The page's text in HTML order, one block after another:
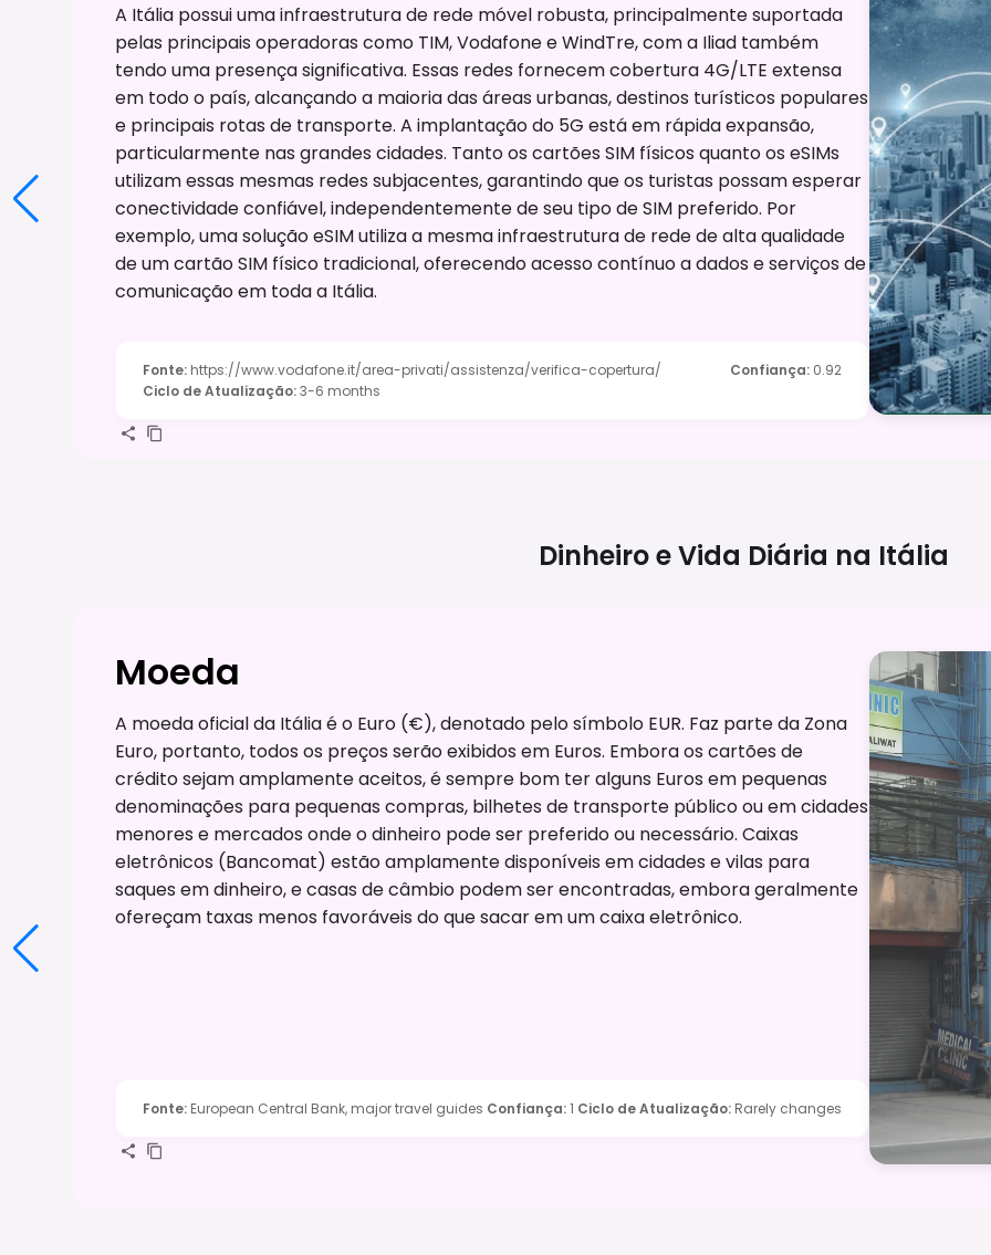
A Itália possui uma infraestrutura de rede móvel robusta, principalmente suportada
pelas principais operadoras como TIM, Vodafone e WindTre, com a Iliad também
tendo uma presença significativa. Essas redes fornecem cobertura 4G/LTE extensa
em todo o país, alcançando a maioria das áreas urbanas, destinos turísticos populares
e principais rotas de transporte. A implantação do 5G está em rápida expansão,
particularmente nas grandes cidades. Tanto os cartões SIM físicos quanto os eSIMs
utilizam essas mesmas redes subjacentes, garantindo que os turistas possam esperar
conectividade confiável, independentemente de seu tipo de SIM preferido. Por
exemplo, uma solução eSIM utiliza a mesma infraestrutura de rede de alta qualidade
de um cartão SIM físico tradicional, oferecendo acesso contínuo a dados e serviços de
comunicação em toda a Itália.
Fonte: https://www.vodafone.it/area-privati/assistenza/verifica-copertura/ Confiança: 0.92
Ciclo de Atualização:3-6 months
Dinheiro e Vida Diária na Itália
Moeda
A moeda oficial da Itália é o Euro (€), denotado pelo símbolo EUR. Faz parte da Zona
Euro, portanto, todos os preços serão exibidos em Euros. Embora os cartões de
crédito sejam amplamente aceitos, é sempre bom ter alguns Euros em pequenas
denominações para pequenas compras, bilhetes de transporte público ou em cidades
menores e mercados onde o dinheiro pode ser preferido ou necessário. Caixas
eletrônicos (Bancomat) estão amplamente disponíveis em cidades e vilas para
saques em dinheiro, e casas de câmbio podem ser encontradas, embora geralmente
ofereçam taxas menos favoráveis do que sacar em um caixa eletrônico.
Fonte: European Central Bank, major travel guides Confiança:1 Ciclo de Atualização: Rarely changes